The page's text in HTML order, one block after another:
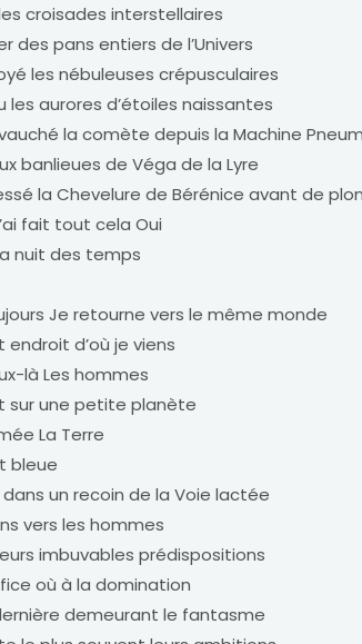
croisades interstellaires
des pans entiers de l’Univers
les nébuleuses crépusculaires
les aurores d’étoiles naissantes
la comète depuis la Machine
banlieues de Véga de la Lyre
la Chevelure de Bérénice avant de
fait tout cela Oui
nuit des temps
Je retourne vers le même monde
endroit d’où je viens
là Les hommes
sur une petite planète
La Terre
bleue
un recoin de la Voie lactée
vers les hommes
imbuvables prédispositions
où à la domination
demeurant le fantasme